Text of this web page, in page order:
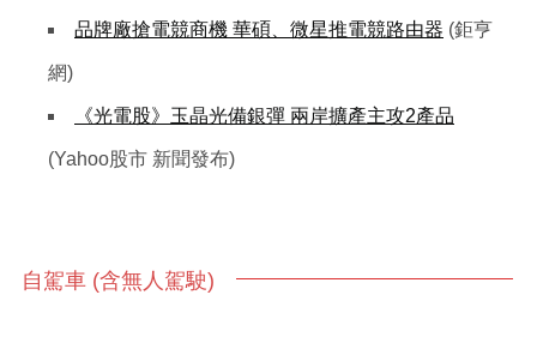
品牌廠搶電競商機 華碩、微星推電競路由器 (鉅亨
網)
《光電股》玉晶光備銀彈 兩岸擴產主攻2產品
(Yahoo股市 新聞發布)
自駕車 (含無人駕駛)